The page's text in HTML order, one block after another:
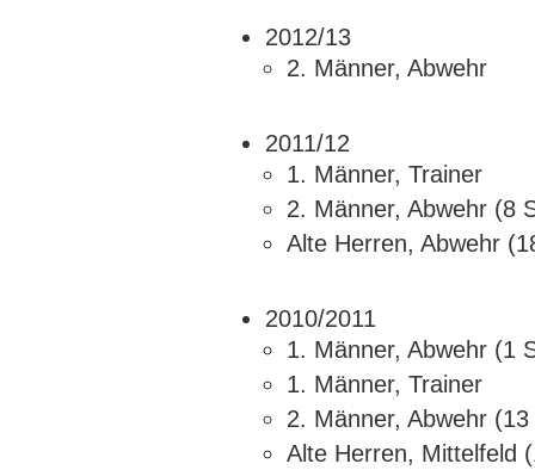
2012/13
2. Männer, Abwehr
2011/12
1. Männer, Trainer
2. Männer, Abwehr (8
Alte Herren, Abwehr
2010/2011
1. Männer, Abwehr (1
1. Männer, Trainer
2. Männer, Abwehr
Alte Herren, Mittelfeld